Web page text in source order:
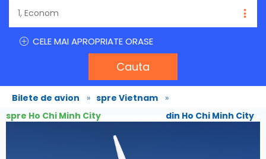
CELE MAI APROPRIATE ORASE
Cauta
Bilete de avion » spre Vietnam »
spre Ho Chi Minh City
din Ho Chi Minh City